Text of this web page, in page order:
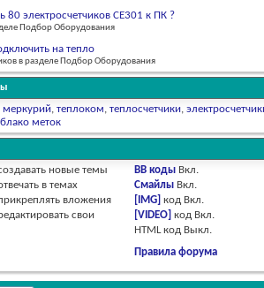
80 электросчетчиков СЕ301 к ПК ?
Подбор Оборудования
на тепло
в разделе Подбор Оборудования
меркурий, теплоком, теплосчетчики,
меток
новые темы
в темах
вложения
свои
BB коды Вкл.
Смайлы Вкл.
[IMG] код Вкл.
[VIDEO] код Вкл.
HTML код Выкл.
Правила форума